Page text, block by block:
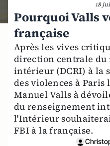
18
Pourquoi Valls
française
Après les vives
direction centrale du
intérieur (DCRI) à la
des violences à Paris
Manuel Valls à
du renseignement
l'Intérieur
FBI à la française.